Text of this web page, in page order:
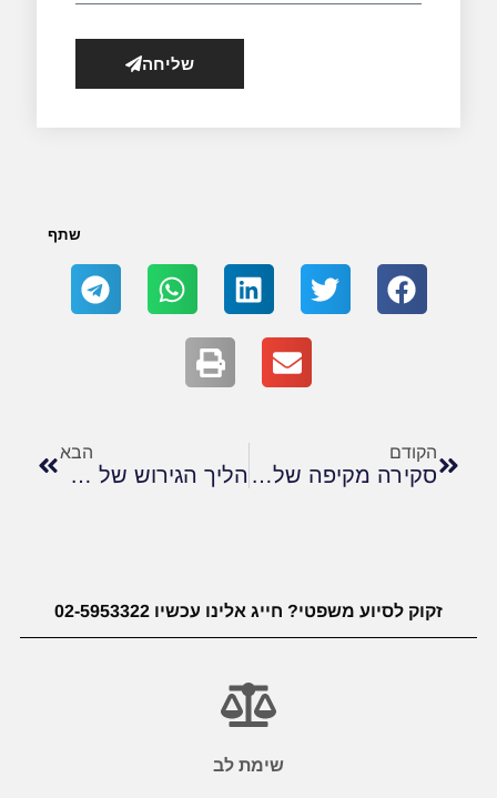
שליחה
שתף
הקודם
סקירה מקיפה של קצבאות וגמלאות לנכים במסגרת הביטוח הלאומי
הבא
הליך הגירוש של עובד זר בישראל
זקוק לסיוע משפטי? חייג אלינו עכשיו 02-5953322
שימת לב